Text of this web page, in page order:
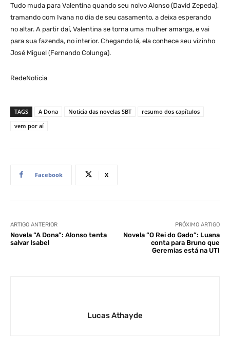
Tudo muda para Valentina quando seu noivo Alonso (David Zepeda),
tramando com Ivana no dia de seu casamento, a deixa esperando
no altar. A partir daí, Valentina se torna uma mulher amarga, e vai
para sua fazenda, no interior. Chegando lá, ela conhece seu vizinho
José Miguel (Fernando Colunga).
RedeNoticia
TAGS A Dona Noticia das novelas SBT
resumo dos capítulos
vem por aí
Facebook X
ARTIGO ANTERIOR
Novela “A Dona”: Alonso tenta
salvar Isabel
PRÓXIMO ARTIGO
Novela “O Rei do Gado”: Luana
conta para Bruno que
Geremias está na UTI
Lucas Athayde